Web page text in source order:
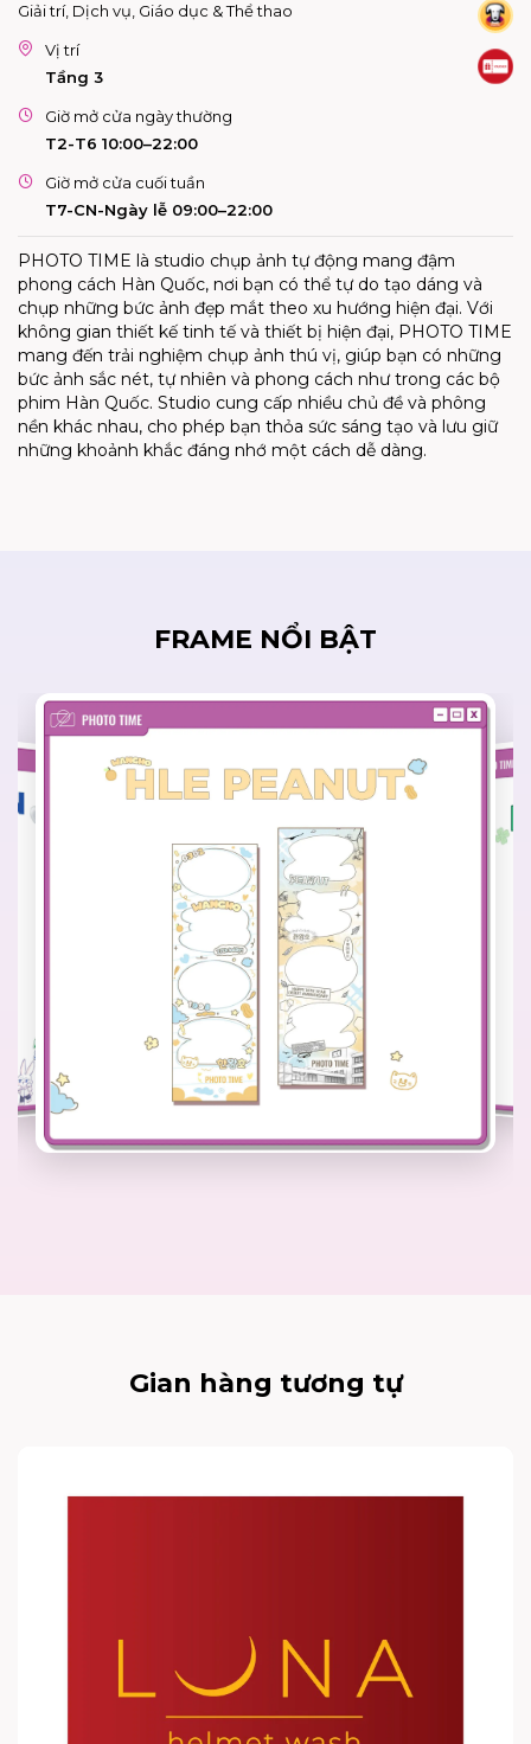
Giải trí, Dịch vụ, Giáo dục & Thể thao
Vị trí
Tầng 3
Giờ mở cửa ngày thường
T2-T6 10:00–22:00
Giờ mở cửa cuối tuần
T7-CN-Ngày lễ 09:00–22:00
PHOTO TIME là studio chụp ảnh tự động mang đậm
phong cách Hàn Quốc, nơi bạn có thể tự do tạo dáng và
chụp những bức ảnh đẹp mắt theo xu hướng hiện đại. Với
không gian thiết kế tinh tế và thiết bị hiện đại, PHOTO TIME
mang đến trải nghiệm chụp ảnh thú vị, giúp bạn có những
bức ảnh sắc nét, tự nhiên và phong cách như trong các bộ
phim Hàn Quốc. Studio cung cấp nhiều chủ đề và phông
nền khác nhau, cho phép bạn thỏa sức sáng tạo và lưu giữ
những khoảnh khắc đáng nhớ một cách dễ dàng.
FRAME NỔI BẬT
Gian hàng tương tự